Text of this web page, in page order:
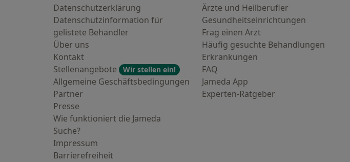
Datenschutzerklärung
Datenschutzinformation für
gelistete Behandler
Über uns
Kontakt
Stellenangebote
Wir stellen ein!
Allgemeine Geschäftsbedingungen
Partner
Presse
Wie funktioniert die Jameda
Suche?
Impressum
Barrierefreiheit
Ärzte und Heilberufler
Gesundheitseinrichtungen
Frag einen Arzt
Häufig gesuchte Behandlungen
Erkrankungen
FAQ
Jameda App
Experten-Ratgeber